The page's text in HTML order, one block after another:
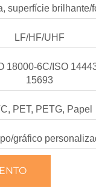
superfície brilhante/
LF/HF/UHF
18000-6C/ISO
15693
PET, PETG, Papel
gráfico